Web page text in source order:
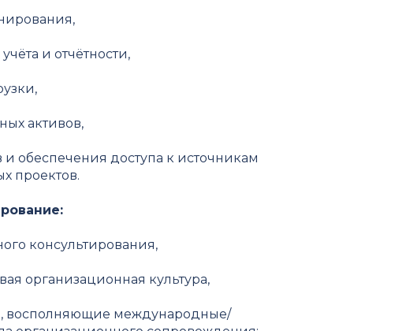
и отчётности,
активов,
обеспечения доступа к источникам
проектов.
консультирования,
организационная культура,
восполняющие международные/